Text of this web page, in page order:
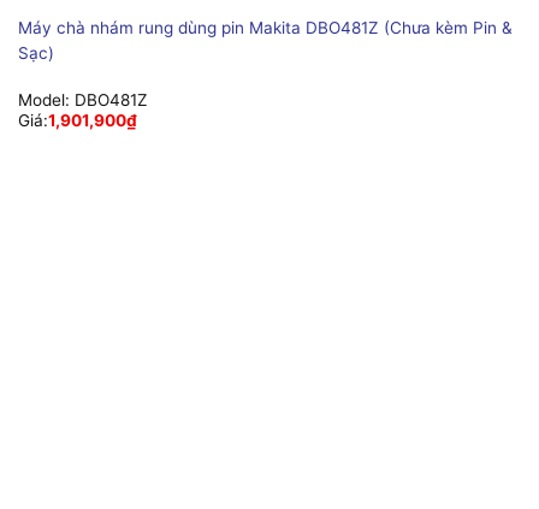
Máy chà nhám rung dùng pin Makita DBO481Z (Chưa kèm Pin &
Sạc)
Model: DBO481Z
Giá:1,901,900₫